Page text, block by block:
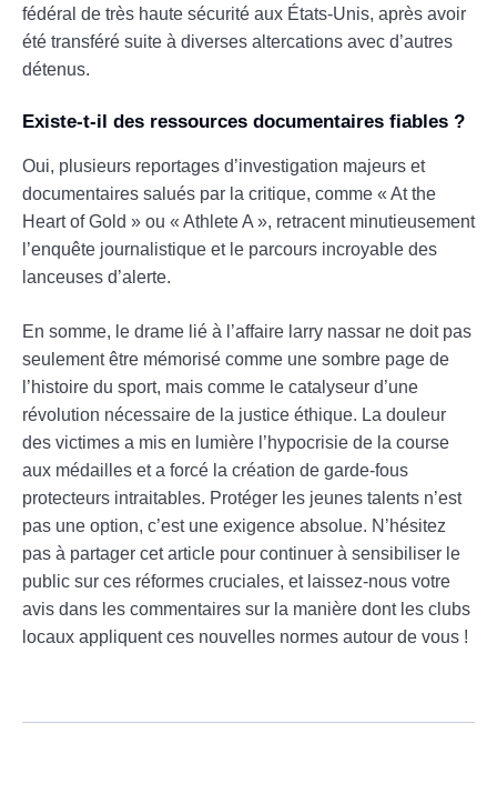
fédéral de très haute sécurité aux États-Unis, après avoir
été transféré suite à diverses altercations avec d’autres
détenus.
Existe-t-il des ressources documentaires fiables ?
Oui, plusieurs reportages d’investigation majeurs et
documentaires salués par la critique, comme « At the
Heart of Gold » ou « Athlete A », retracent minutieusement
l’enquête journalistique et le parcours incroyable des
lanceuses d’alerte.
En somme, le drame lié à l’affaire larry nassar ne doit pas
seulement être mémorisé comme une sombre page de
l’histoire du sport, mais comme le catalyseur d’une
révolution nécessaire de la justice éthique. La douleur
des victimes a mis en lumière l’hypocrisie de la course
aux médailles et a forcé la création de garde-fous
protecteurs intraitables. Protéger les jeunes talents n’est
pas une option, c’est une exigence absolue. N’hésitez
pas à partager cet article pour continuer à sensibiliser le
public sur ces réformes cruciales, et laissez-nous votre
avis dans les commentaires sur la manière dont les clubs
locaux appliquent ces nouvelles normes autour de vous !